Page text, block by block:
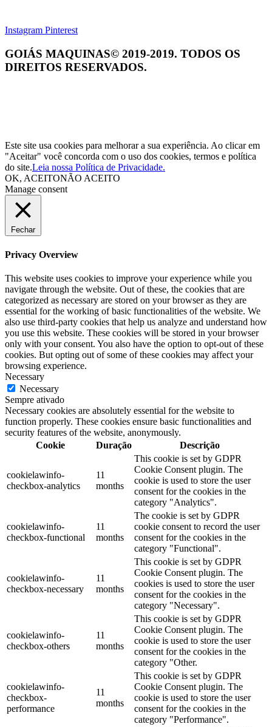
Instagram Pinterest
GOIÁS MAQUINAS© 2019-2019. TODOS OS
DIREITOS RESERVADOS.
Este site usa cookies para melhorar a sua experiência. Ao clicar em
"Aceitar" você concorda com o uso dos cookies, termos e política
do site.Leia nossa Política de Privacidade.
OK, ACEITONÃO ACEITO
Manage consent
Fechar
Privacy Overview
This website uses cookies to improve your experience while you
navigate through the website. Out of these, the cookies that are
categorized as necessary are stored on your browser as they are
essential for the working of basic functionalities of the website. We
also use third-party cookies that help us analyze and understand how
you use this website. These cookies will be stored in your browser
only with your consent. You also have the option to opt-out of these
cookies. But opting out of some of these cookies may affect your
browsing experience.
Necessary
Necessary
Sempre ativado
Necessary cookies are absolutely essential for the website to
function properly. These cookies ensure basic functionalities and
security features of the website, anonymously.
Cookie
Duração Descrição
cookielawinfo-
checkbox-analytics
11
months
This cookie is set by GDPR
Cookie Consent plugin. The
cookie is used to store the user
consent for the cookies in the
category "Analytics".
cookielawinfo-
checkbox-functional
11
months
The cookie is set by GDPR
cookie consent to record the user
consent for the cookies in the
category "Functional".
cookielawinfo-
checkbox-necessary
11
months
This cookie is set by GDPR
Cookie Consent plugin. The
cookies is used to store the user
consent for the cookies in the
category "Necessary".
cookielawinfo-
checkbox-others
11
months
This cookie is set by GDPR
Cookie Consent plugin. The
cookie is used to store the user
consent for the cookies in the
category "Other.
cookielawinfo-
checkbox-
performance
11
months
This cookie is set by GDPR
Cookie Consent plugin. The
cookie is used to store the user
consent for the cookies in the
category "Performance".